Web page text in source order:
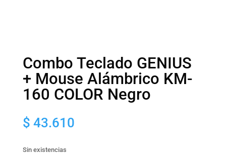
Combo Teclado GENIUS
+ Mouse Alámbrico KM-
160 COLOR Negro
$ 43.610
Sin existencias